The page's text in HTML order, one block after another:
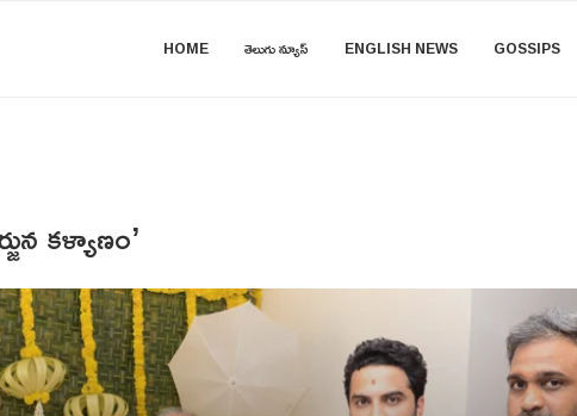
HOME తెలుగు న్యూస్ ENGLISH NEWS GOSSIPS
కళ్యాణం’